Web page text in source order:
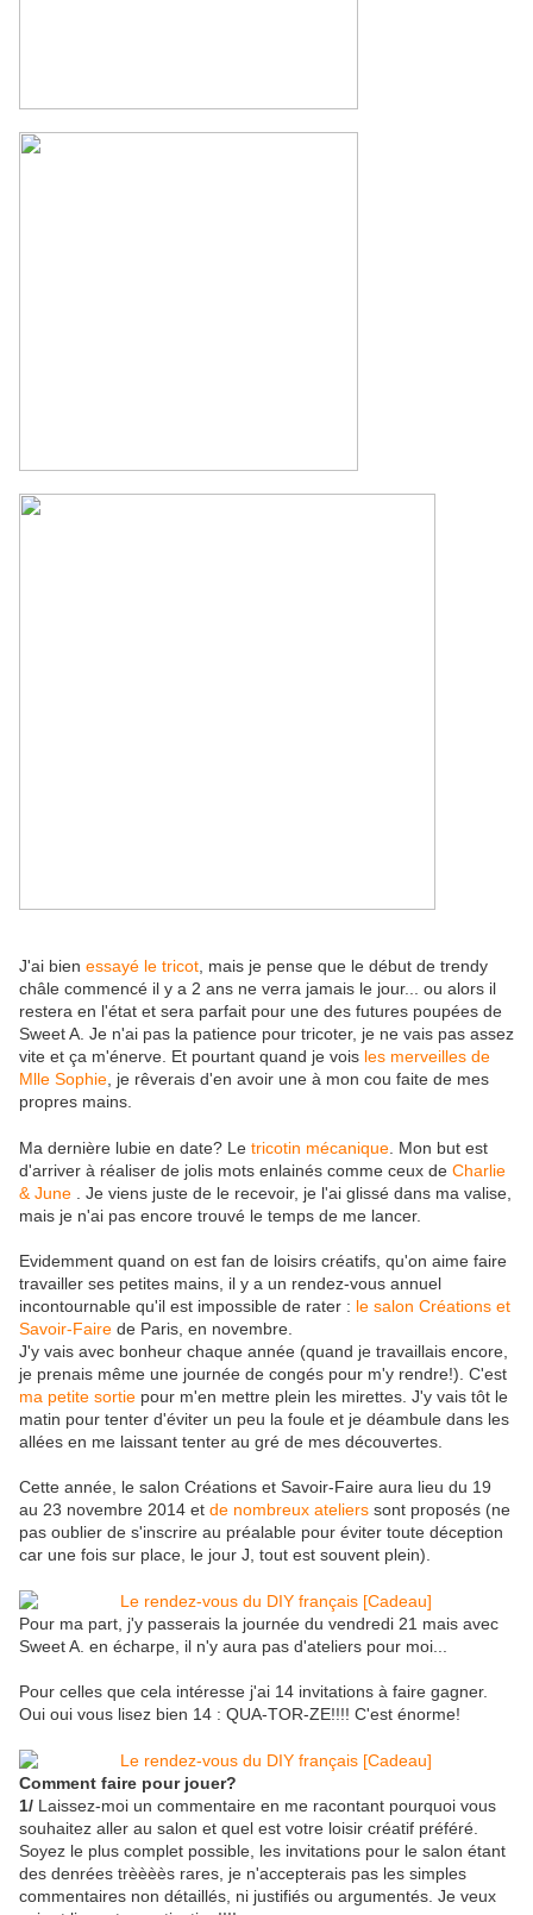
J'ai bien essayé le tricot , mais je pense que le début de trendy
châle commencé il y a 2 ans ne verra jamais le jour... ou alors il
restera en l'état et sera parfait pour une des futures poupées de
Sweet A. Je n'ai pas la patience pour tricoter, je ne vais pas assez
vite et ça m'énerve. Et pourtant quand je vois les merveilles de
Mlle Sophie , je rêverais d'en avoir une à mon cou faite de mes
propres mains.
Ma dernière lubie en date? Le tricotin mécanique . Mon but est
d'arriver à réaliser de jolis mots enlainés comme ceux de Charlie
& June . Je viens juste de le recevoir, je l'ai glissé dans ma valise,
mais je n'ai pas encore trouvé le temps de me lancer.
Evidemment quand on est fan de loisirs créatifs, qu'on aime faire
travailler ses petites mains, il y a un rendez-vous annuel
incontournable qu'il est impossible de rater : le salon Créations et
Savoir-Faire de Paris, en novembre.
J'y vais avec bonheur chaque année (quand je travaillais encore,
je prenais même une journée de congés pour m'y rendre!). C'est
ma petite sortie pour m'en mettre plein les mirettes. J'y vais tôt le
matin pour tenter d'éviter un peu la foule et je déambule dans les
allées en me laissant tenter au gré de mes découvertes.
Cette année, le salon Créations et Savoir-Faire aura lieu du 19
au 23 novembre 2014 et de nombreux ateliers sont proposés (ne
pas oublier de s'inscrire au préalable pour éviter toute déception
car une fois sur place, le jour J, tout est souvent plein).
Pour ma part, j'y passerais la journée du vendredi 21 mais avec
Sweet A. en écharpe, il n'y aura pas d'ateliers pour moi...
Pour celles que cela intéresse j'ai 14 invitations à faire gagner.
Oui oui vous lisez bien 14 : QUA-TOR-ZE!!!! C'est énorme!
Comment faire pour jouer?
1/ Laissez-moi un commentaire en me racontant pourquoi vous
souhaitez aller au salon et quel est votre loisir créatif préféré.
Soyez le plus complet possible, les invitations pour le salon étant
des denrées trèèèès rares, je n'accepterais pas les simples
commentaires non détaillés, ni justifiés ou argumentés. Je veux